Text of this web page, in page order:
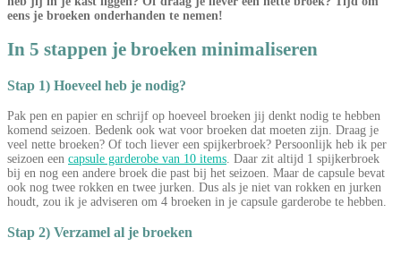
eens je broeken onderhanden te nemen!
In 5 stappen je broeken minimaliseren
Stap 1) Hoeveel heb je nodig?
Pak pen en papier en schrijf op hoeveel broeken jij denkt nodig te hebben
komend seizoen. Bedenk ook wat voor broeken dat moeten zijn. Draag je
veel nette broeken? Of toch liever een spijkerbroek? Persoonlijk heb ik per
seizoen een capsule garderobe van 10 items. Daar zit altijd 1 spijkerbroek
bij en nog een andere broek die past bij het seizoen. Maar de capsule bevat
ook nog twee rokken en twee jurken. Dus als je niet van rokken en jurken
houdt, zou ik je adviseren om 4 broeken in je capsule garderobe te hebben.
Stap 2) Verzamel al je broeken